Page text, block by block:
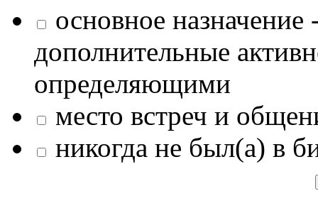
основное назначение
дополнительные
определяющими
место встреч и
никогда не был(а) в